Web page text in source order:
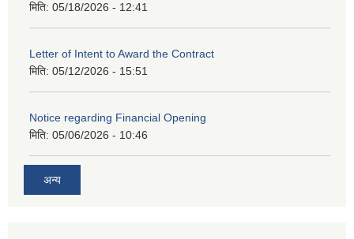
मिति: 05/18/2026 - 12:41
Letter of Intent to Award the Contract
मिति: 05/12/2026 - 15:51
Notice regarding Financial Opening
मिति: 05/06/2026 - 10:46
अन्य